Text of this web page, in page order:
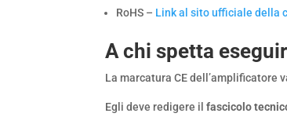
RoHS – Link al sito ufficiale della
A chi spetta
La marcatura CE dell’amplificatore
Egli deve redigere ilfascicolo